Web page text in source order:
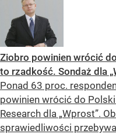
Ziobro powinien wrócić
to rzadkość. Sondaż dla
Ponad 63 proc.
powinien wrócić do
Research dla „Wprost”.
sprawiedliwości